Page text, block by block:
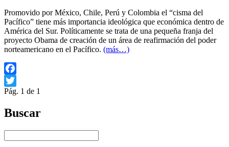
Promovido por México, Chile, Perú y Colombia el “cisma del
Pacífico” tiene más importancia ideológica que económica dentro de
América del Sur. Políticamente se trata de una pequeña franja del
proyecto Obama de creación de un área de reafirmación del poder
norteamericano en el Pacífico. (más…)
Facebook
Twitter
Pág. 1 de 1
Buscar